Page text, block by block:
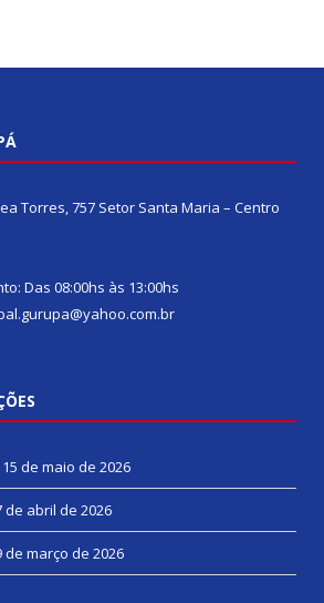
Torres, 757 Setor Santa Maria – Centro
Das 08:00hs às 13:00hs
15 de maio de 2026
de abril de 2026
de março de 2026